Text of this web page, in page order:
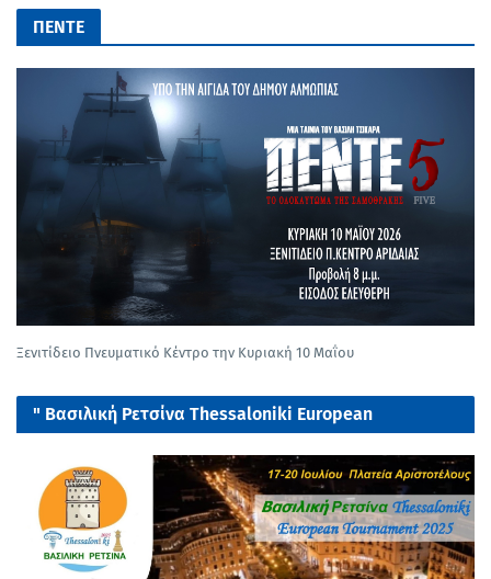
ΠΕΝΤΕ
Ξενιτίδειο Πνευματικό Κέντρο την Κυριακή 10 Μαΐου
" Βασιλική Ρετσίνα Thessaloniki European
tournament 2025"